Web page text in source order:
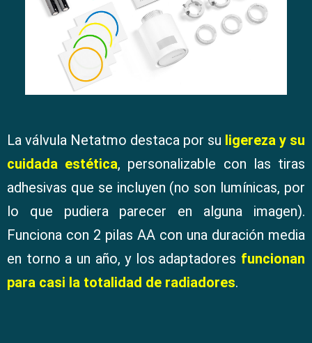
La válvula Netatmo destaca por su ligereza y su
cuidada estética, personalizable con las tiras
adhesivas que se incluyen (no son lumínicas, por
lo que pudiera parecer en alguna imagen).
Funciona con 2 pilas AA con una duración media
en torno a un año, y los adaptadores funcionan
para casi la totalidad de radiadores.